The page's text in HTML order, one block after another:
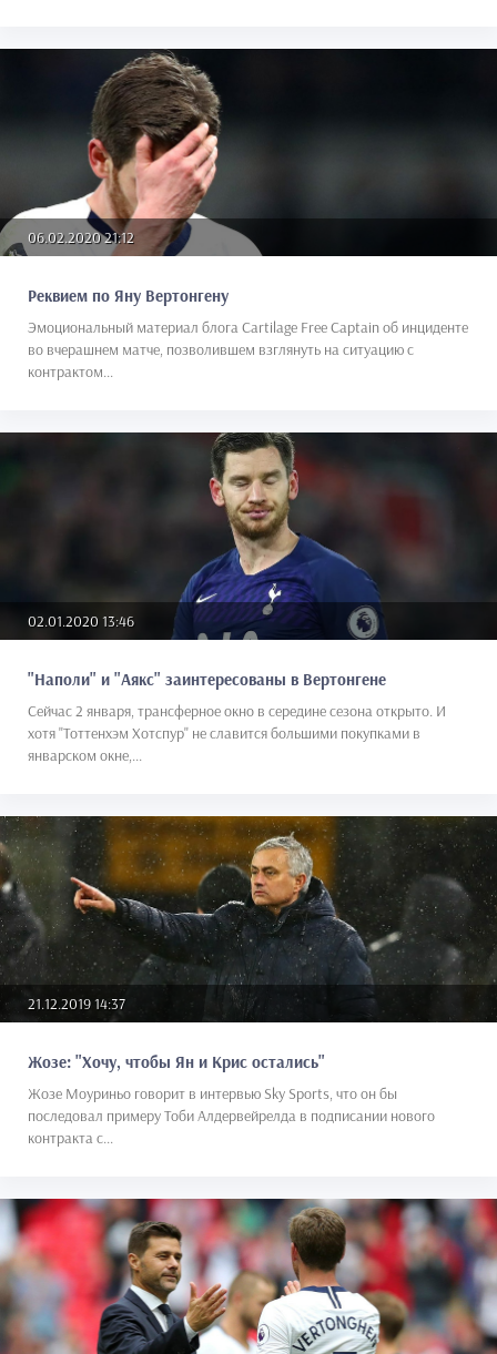
06.02.2020 21:12
Реквием по Яну Вертонгену
Эмоциональный материал блога Cartilage Free Captain об инциденте
во вчерашнем матче, позволившем взглянуть на ситуацию с
контрактом...
02.01.2020 13:46
"Наполи" и "Аякс" заинтересованы в Вертонгене
Сейчас 2 января, трансферное окно в середине сезона открыто. И
хотя "Тоттенхэм Хотспур" не славится большими покупками в
январском окне,...
21.12.2019 14:37
Жозе: "Хочу, чтобы Ян и Крис остались"
Жозе Моуриньо говорит в интервью Sky Sports, что он бы
последовал примеру Тоби Алдервейрелда в подписании нового
контракта с...